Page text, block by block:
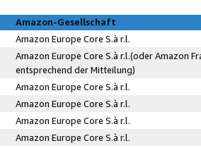
Amazon-Gesellschaft
Amazon Europe Core S.à r.l.
Amazon Europe Core S.à r.l.(oder Amazon
entsprechend der Mitteilung)
Amazon Europe Core S.à r.l.
Amazon Europe Core S.à r.l.
Amazon Europe Core S.à r.l.
Amazon Europe Core S.à r.l.